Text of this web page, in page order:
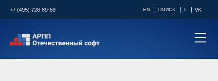
+7 (495) 728-89-59 EN ПОИСК T VK